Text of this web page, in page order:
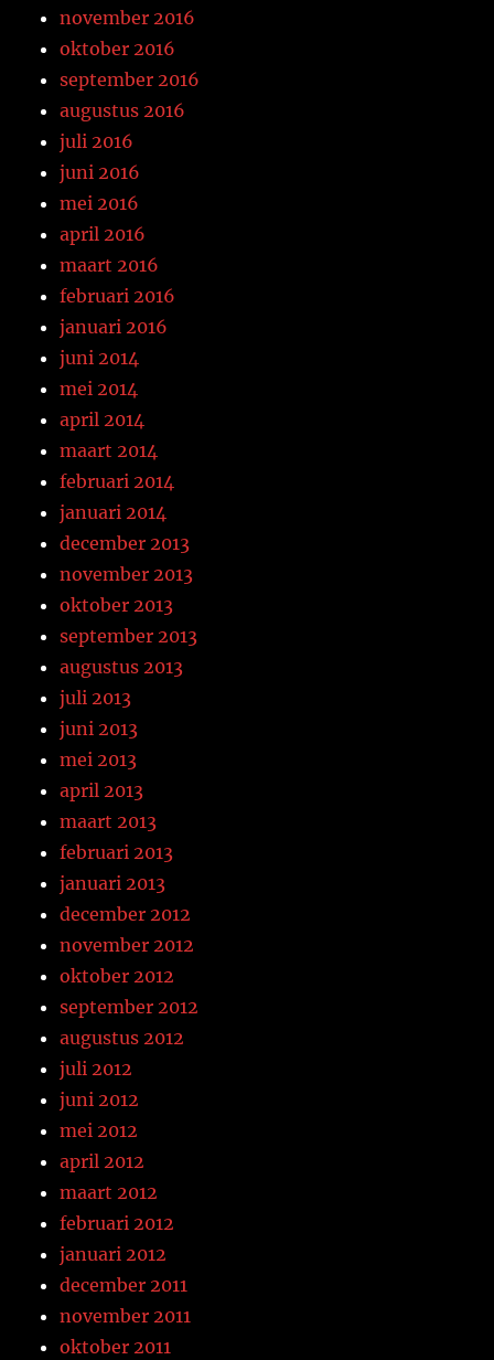
november 2016
oktober 2016
september 2016
augustus 2016
juli 2016
juni 2016
mei 2016
april 2016
maart 2016
februari 2016
januari 2016
juni 2014
mei 2014
april 2014
maart 2014
februari 2014
januari 2014
december 2013
november 2013
oktober 2013
september 2013
augustus 2013
juli 2013
juni 2013
mei 2013
april 2013
maart 2013
februari 2013
januari 2013
december 2012
november 2012
oktober 2012
september 2012
augustus 2012
juli 2012
juni 2012
mei 2012
april 2012
maart 2012
februari 2012
januari 2012
december 2011
november 2011
oktober 2011